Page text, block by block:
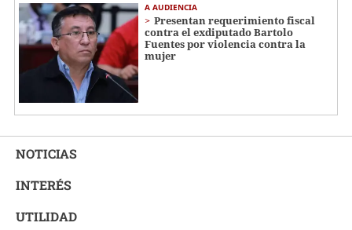
A AUDIENCIA
Presentan requerimiento fiscal
contra el exdiputado Bartolo
Fuentes por violencia contra la
mujer
NOTICIAS
INTERÉS
UTILIDAD